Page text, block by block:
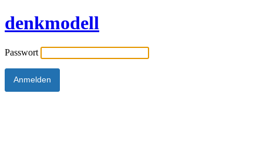
denkmodell
Passwort